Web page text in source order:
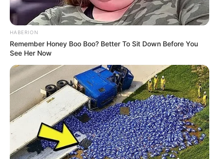
Selain bisa terbang, sugar glider juga bisa melompat. Hewan
mungil ini mampu melompat hingga sejauh 50 m.
Hewan ini melompat dengan cara menggerakkan kaki depan,
sementara kaki belakang membentang seperti ingin terbang.
HABERION
Remember Honey Boo Boo? Better To Sit Down Before You
See Her Now